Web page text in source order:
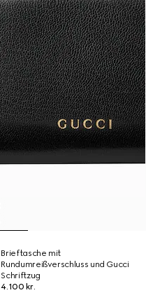
Brieftasche mit
Rundumreißverschluss und Gucci
Schriftzug
4.100 kr.